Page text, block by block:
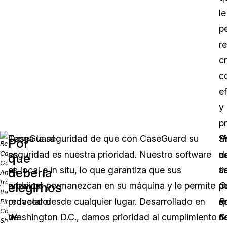
le
y
Por
qué
debería
elegirnos
CaseGuard
es
el
principal
proveedor
de
Tenga la seguridad de que con CaseGuard su
seguridad es nuestra prioridad. Nuestro software
es local e in situ, lo que garantiza que sus
archivos permanezcan en su máquina y le permite
redactar desde cualquier lugar. Desarrollado en
Washington D.C., damos prioridad al cumplimiento
Si